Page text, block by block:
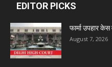
Dava India
Invision Pharma Limited
EDITOR PICKS
फार्मा उपहार
August 7, 2026